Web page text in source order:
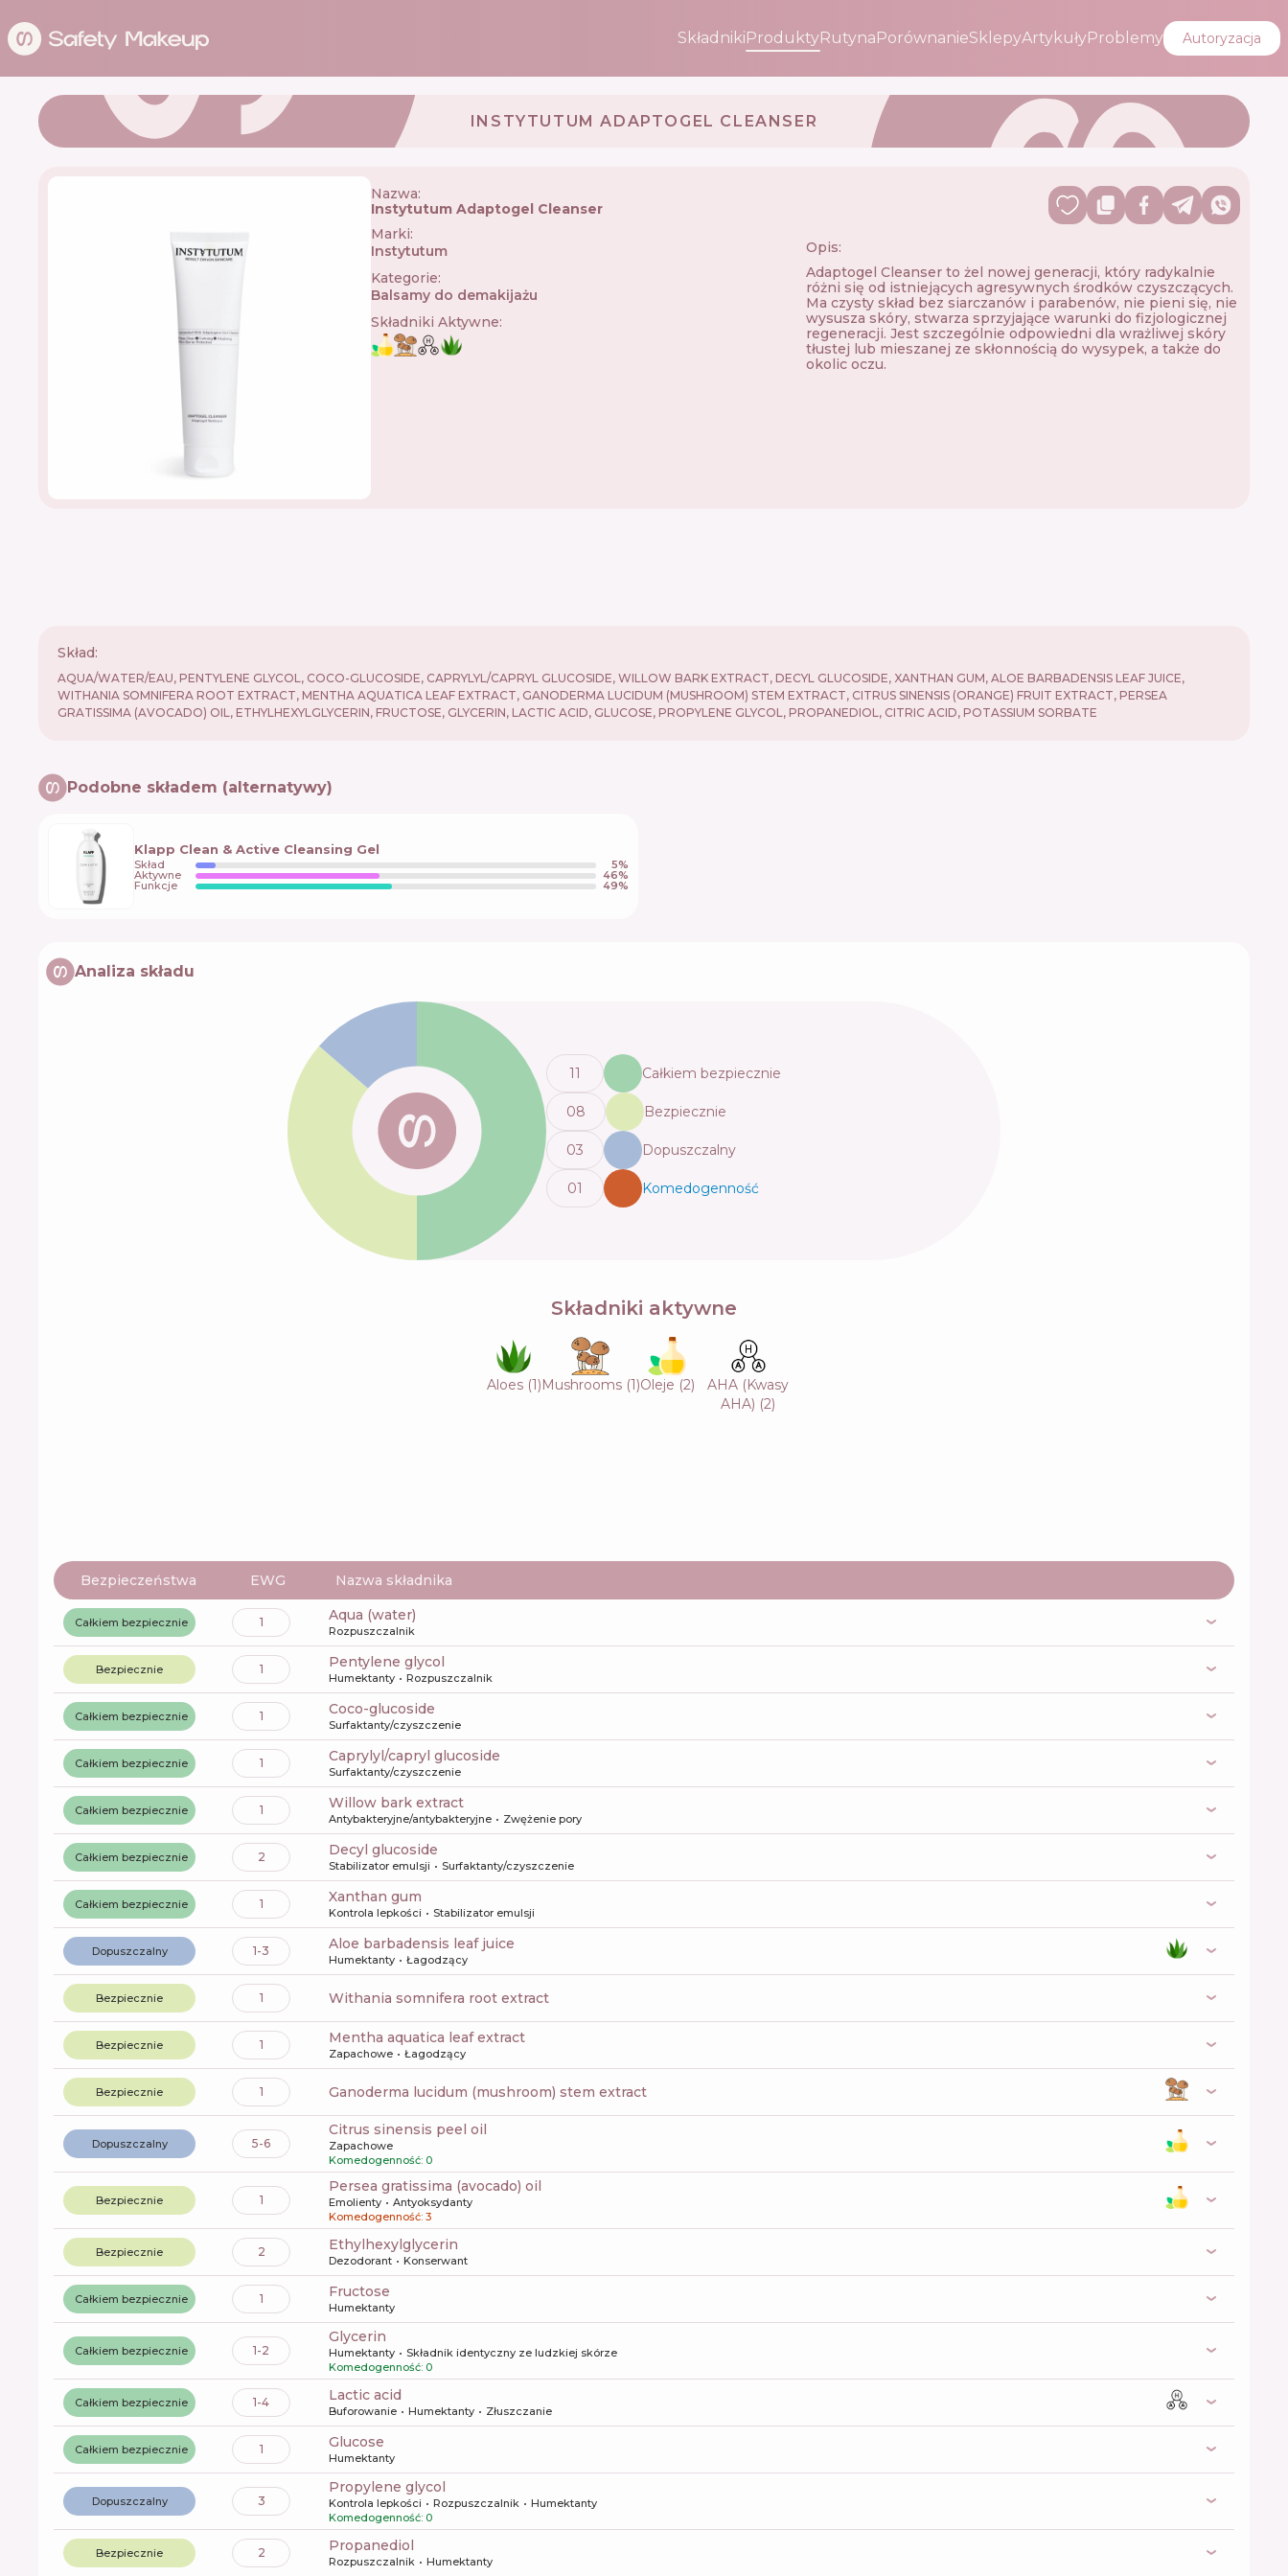
SkładnikiProduktyRutynaPorównanieSklepyArtykułyProblemy Autoryzacja
INSTYTUTUM ADAPTOGEL CLEANSER
Nazwa:
Instytutum Adaptogel Cleanser
Marki:
Instytutum
Kategorie:
Balsamy do demakijażu
Składniki Aktywne:
Opis:
Adaptogel Cleanser to żel nowej generacji, który radykalnie
różni się od istniejących agresywnych środków czyszczących.
Ma czysty skład bez siarczanów i parabenów, nie pieni się, nie
wysusza skóry, stwarza sprzyjające warunki do fizjologicznej
regeneracji. Jest szczególnie odpowiedni dla wrażliwej skóry
tłustej lub mieszanej ze skłonnością do wysypek, a także do
okolic oczu.
Skład:
AQUA/WATER/EAU, PENTYLENE GLYCOL, COCO-GLUCOSIDE, CAPRYLYL/CAPRYL GLUCOSIDE, WILLOW BARK EXTRACT, DECYL GLUCOSIDE, XANTHAN GUM, ALOE BARBADENSIS LEAF JUICE,
WITHANIA SOMNIFERA ROOT EXTRACT, MENTHA AQUATICA LEAF EXTRACT, GANODERMA LUCIDUM (MUSHROOM) STEM EXTRACT, CITRUS SINENSIS (ORANGE) FRUIT EXTRACT, PERSEA
GRATISSIMA (AVOCADO) OIL, ETHYLHEXYLGLYCERIN, FRUCTOSE, GLYCERIN, LACTIC ACID, GLUCOSE, PROPYLENE GLYCOL, PROPANEDIOL, CITRIC ACID, POTASSIUM SORBATE
Podobne składem (alternatywy)
Klapp Clean & Active Cleansing Gel
Skład 5%
Aktywne 46%
Funkcje 49%
Analiza składu
11 Całkiem bezpiecznie
08 Bezpiecznie
03 Dopuszczalny
01 Komedogenność
Składniki aktywne
Aloes(1)Mushrooms(1)Oleje (2)
AHA (Kwasy
AHA) (2)
Bezpieczeństwa EWG Nazwa składnika
Całkiem bezpiecznie 1 aqua (water)
Rozpuszczalnik
Bezpiecznie 1 pentylene glycol
Humektanty Rozpuszczalnik
Całkiem bezpiecznie 1 coco-glucoside
Surfaktanty/czyszczenie
Całkiem bezpiecznie 1 caprylyl/capryl glucoside
Surfaktanty/czyszczenie
Całkiem bezpiecznie 1 willow bark extract
Antybakteryjne/antybakteryjne Zwężenie pory
Całkiem bezpiecznie 2 decyl glucoside
Stabilizator emulsji Surfaktanty/czyszczenie
Całkiem bezpiecznie 1 xanthan gum
Kontrola lepkości Stabilizator emulsji
Dopuszczalny 1-3 aloe barbadensis leaf juice
Humektanty Łagodzący
Bezpiecznie 1 withania somnifera root extract
Bezpiecznie 1 mentha aquatica leaf extract
Zapachowe Łagodzący
Bezpiecznie 1 ganoderma lucidum (mushroom) stem extract
Dopuszczalny 5-6
citrus sinensis peel oil
Zapachowe
Komedogenność: 0
Bezpiecznie 1
persea gratissima (avocado) oil
Emolienty
Antyoksydanty
Komedogenność: 3
Bezpiecznie 2 ethylhexylglycerin
Dezodorant Konserwant
Całkiem bezpiecznie 1 fructose
Humektanty
Całkiem bezpiecznie 1-2
glycerin
Humektanty
Składnik identyczny ze ludzkiej skórze
Komedogenność: 0
Całkiem bezpiecznie 1-4 lactic acid
Buforowanie Humektanty Złuszczanie
Całkiem bezpiecznie 1 glucose
Humektanty
Dopuszczalny 3
propylene glycol
Kontrola lepkości Rozpuszczalnik
Humektanty
Komedogenność: 0
Bezpiecznie 2 propanediol
Rozpuszczalnik Humektanty